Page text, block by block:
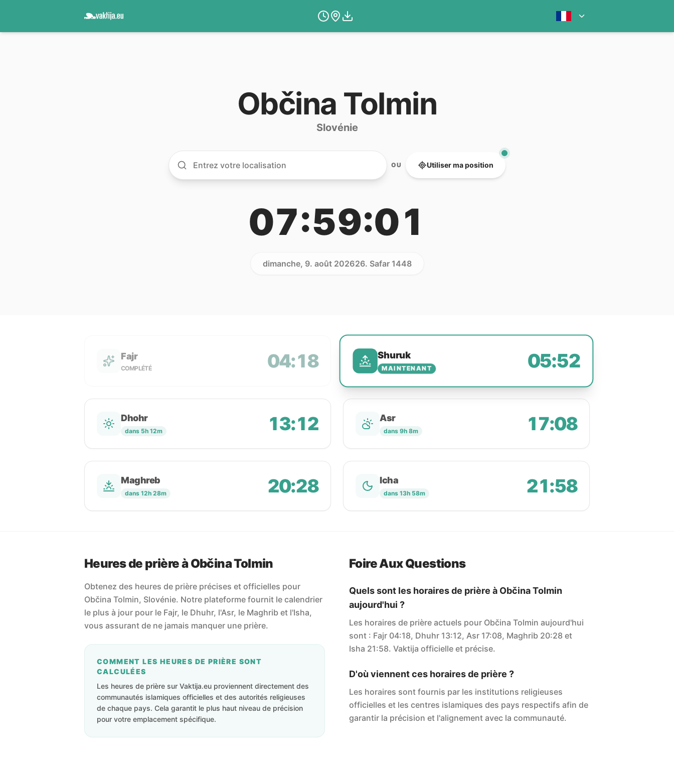
Občina Tolmin
Slovénie
OU Utiliser ma position
07:59:01
dimanche, 9. août 202626. Safar 1448
Fajr
COMPLÉTÉ 04:18 Shuruk
MAINTENANT 05:52
Dhohr
dans 5h 12m 13:12 Asr
dans 9h 8m 17:08
Maghreb
dans 12h 28m 20:28 Icha
dans 13h 58m 21:58
Heures de prière à Občina Tolmin
Obtenez des heures de prière précises et officielles pour
Občina Tolmin, Slovénie. Notre plateforme fournit le calendrier
le plus à jour pour le Fajr, le Dhuhr, l'Asr, le Maghrib et l'Isha,
vous assurant de ne jamais manquer une prière.
COMMENT LES HEURES DE PRIÈRE SONT
CALCULÉES
Les heures de prière sur Vaktija.eu proviennent directement des
communautés islamiques officielles et des autorités religieuses
de chaque pays. Cela garantit le plus haut niveau de précision
pour votre emplacement spécifique.
Foire Aux Questions
Quels sont les horaires de prière à Občina Tolmin
aujourd'hui ?
Les horaires de prière actuels pour Občina Tolmin aujourd'hui
sont : Fajr 04:18, Dhuhr 13:12, Asr 17:08, Maghrib 20:28 et
Isha 21:58. Vaktija officielle et précise.
D'où viennent ces horaires de prière ?
Les horaires sont fournis par les institutions religieuses
officielles et les centres islamiques des pays respectifs afin de
garantir la précision et l'alignement avec la communauté.